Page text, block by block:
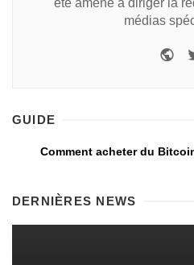
été amené à diriger la
médias
GUIDE
Comment acheter du
DERNIÈRES NEWS